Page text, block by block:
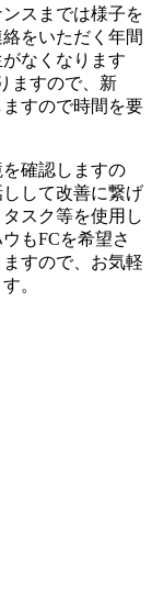
スまでは様子を
をいただく年間
なくなります
ますので、新
すので時間を要
確認しますの
して改善に繋げ
スク等を使用し
もFCを希望さ
すので、お気軽
。